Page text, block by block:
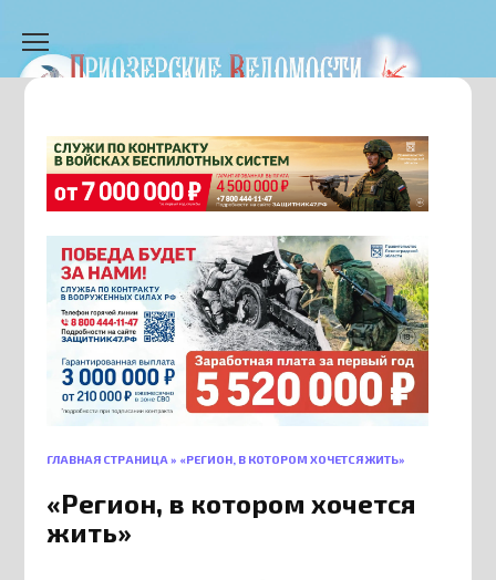
содержанию
ГЛАВНАЯ СТРАНИЦА » «РЕГИОН, В КОТОРОМ ХОЧЕТСЯ ЖИТЬ»
«Регион, в котором хочется
жить»